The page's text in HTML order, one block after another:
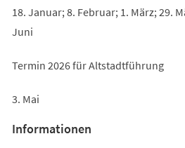
18. Januar; 8. Februar; 1. März; 29.
Juni
Termin 2026 für Altstadtführung
3. Mai
Informationen